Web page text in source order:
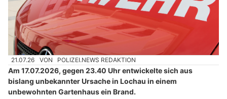
21.07.26 VON POLIZEI.NEWS REDAKTION
Am 17.07.2026, gegen 23.40 Uhr entwickelte sich aus
bislang unbekannter Ursache in Lochau in einem
unbewohnten Gartenhaus ein Brand.